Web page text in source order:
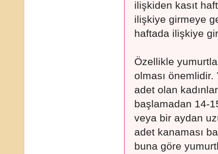
ilişkiden kasıt
ilişkiye girmeye
haftada ilişkiye
Özellikle
olması
adet olan
başlamadan 14-
veya bir aydan
adet kanaması
buna göre